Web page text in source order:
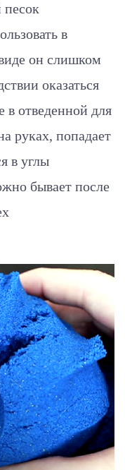
в
он слишком
оказаться
в отведенной для
руках, попадает
в углы
бывает после